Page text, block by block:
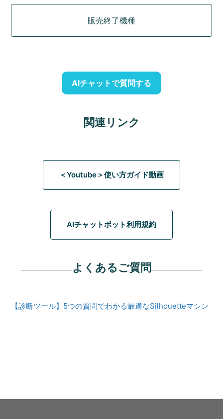
販売終了機種
AIチャットで質問する
関連リンク
＜Youtube＞使い方ガイド動画
AIチャットボット利用規約
よくあるご質問
【診断ツール】5つの質問でわかる最適なSilhouetteマシン